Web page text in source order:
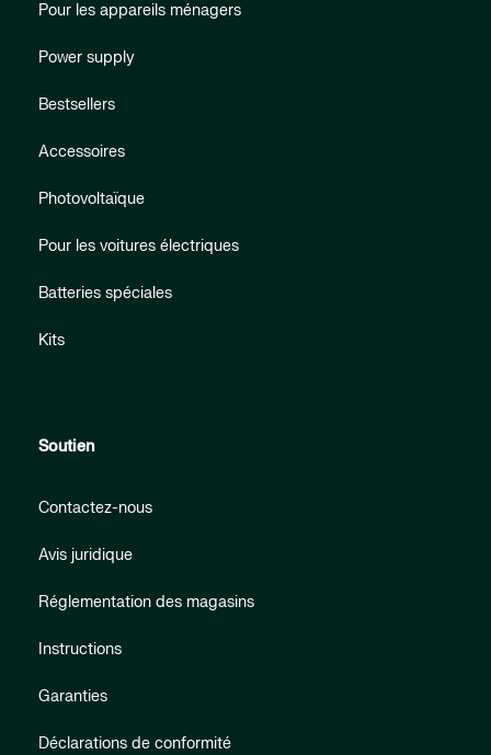
Pour les appareils ménagers
Power supply
Bestsellers
Accessoires
Photovoltaïque
Pour les voitures électriques
Batteries spéciales
Kits
Soutien
Contactez-nous
Avis juridique
Réglementation des magasins
Instructions
Garanties
Déclarations de conformité